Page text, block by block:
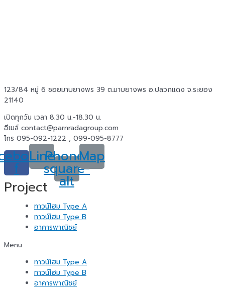
123/84 หมู่ 6 ซอยมาบยางพร 39 ต.มาบยางพร อ.ปลวกแดง จ.ระยอง
21140
เปิดทุกวัน เวลา 8.30 น.-18.30 น.
อีเมล์ contact@parnradagroup.com
โทร 095-092-1222 , 099-095-8777
f
LinePhone-
square-
alt
Map
Project
ทาวน์โฮม Type A
ทาวน์โฮม Type B
อาคารพาณิชย์
Menu
ทาวน์โฮม Type A
ทาวน์โฮม Type B
อาคารพาณิชย์